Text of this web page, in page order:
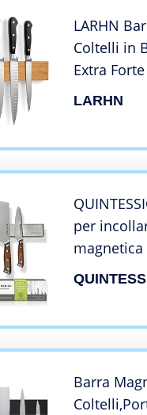
LARHN
Coltelli in
Extra
Cucina
LARHN
per
Facile
magnetica
Barra